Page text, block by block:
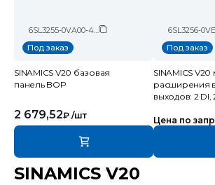
6SL3255-0VA00-4BA1
Под заказ
SINAMICS V20 базовая
панель BOP
2 679,52₽ /шт
Под заказ
SINAMICS
расширения
выходов: 2 DI,
Цена по
SINAMICS V20